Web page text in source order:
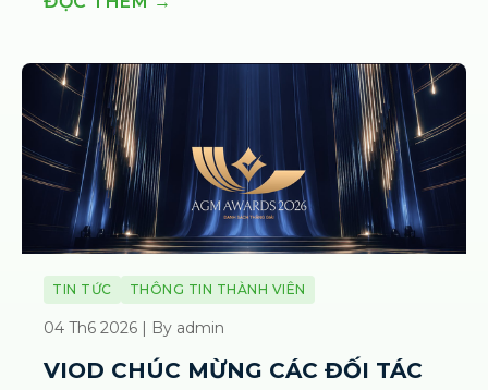
TIN TỨC THÔNG TIN THÀNH VIÊN
04 Th6 2026 | By admin
VIOD CHÚC MỪNG CÁC ĐỐI TÁC